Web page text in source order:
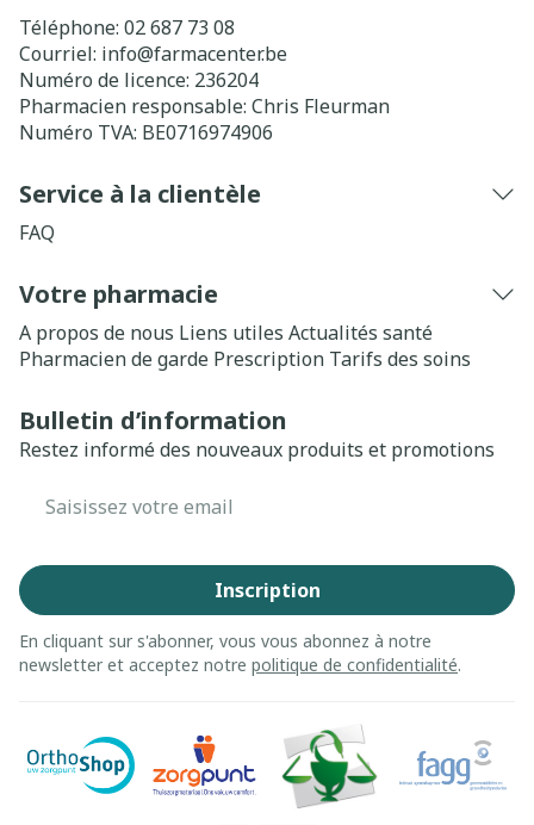
Téléphone: 02 687 73 08
Courriel: info@farmacenter.be
Numéro de licence: 236204
Pharmacien responsable: Chris Fleurman
Numéro TVA: BE0716974906
Service à la clientèle
FAQ
Votre pharmacie
A propos de nous Liens utiles Actualités santé
Pharmacien de garde Prescription Tarifs des soins
Bulletin d’information
Restez informé des nouveaux produits et promotions
Inscription
En cliquant sur s'abonner, vous vous abonnez à notre
newsletter et acceptez notre politique de confidentialité.